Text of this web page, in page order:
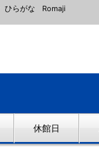
ひらがな Romaji
休館日